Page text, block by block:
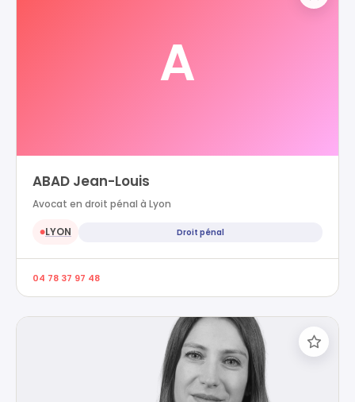
A
ABAD Jean-Louis
Avocat en droit pénal à Lyon
●LYON Droit pénal
04 78 37 97 48